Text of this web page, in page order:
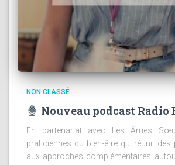
NON CLASSÉ
Nouveau podcast Radio
En partenariat avec Les Âmes
praticiennes du bien-être qui réunit
aux approches complémentaires